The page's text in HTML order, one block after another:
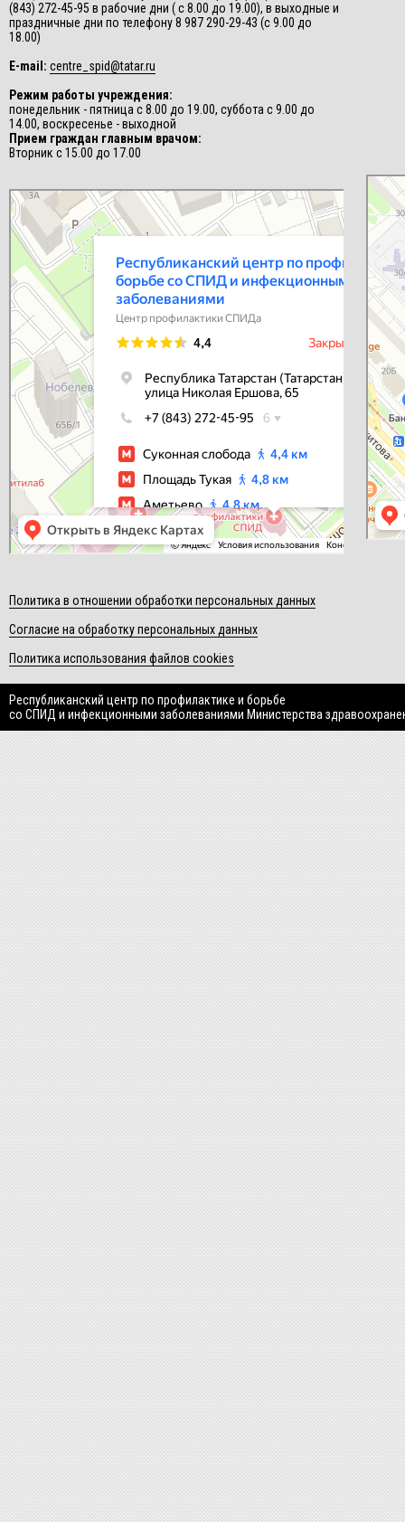
(843) 272-45-95 в рабочие дни ( с 8.00 до 19.00), в выходные и
праздничные дни по телефону 8 987 290-29-43 (с 9.00 до
18.00)
E-mail: centre_spid@tatar.ru
Режим работы учреждения:
понедельник - пятница с 8.00 до 19.00, суббота с 9.00 до
14.00, воскресенье - выходной
Прием граждан главным врачом:
Вторник с 15.00 до 17.00
Республиканский центр по профилактике и борьбе со СПИД и
инфекционными заболеваниями
Центр профилактики СПИДа в Казани
СПИД-
Центр
Политика в отношении обработки персональных данных
Согласие на обработку персональных данных
Политика использования файлов cookies
Республиканский центр по профилактике и борьбе
со СПИД и инфекционными заболеваниями Министерства